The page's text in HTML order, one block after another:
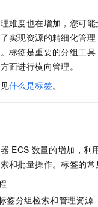
难度也在增加，您可
实现资源的精细化管
标签是重要的分组工
面进行横向管理。
什么是标签。
ECS 数量的增加，利
和批量操作。标签的常
签分组检索和管理资源